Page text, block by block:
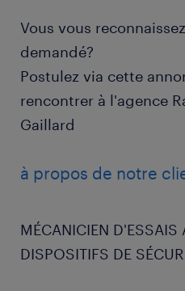
Vous vous
demandé?
Postulez via cette
rencontrer à l'agence
Gaillard
à propos de notre
MÉCANICIEN D'ESSAIS
DISPOSITIFS DE